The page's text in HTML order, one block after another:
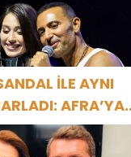
İLE AYNI
AFRA’YA
BÜYÜK ALKIŞ